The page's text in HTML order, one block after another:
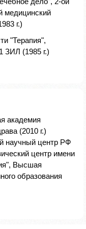
медицинский
г.)
"Терапия",
ЗИЛ (1985 г.)
академия
(2010 г.)
научный центр РФ
центр имени
Высшая
образования